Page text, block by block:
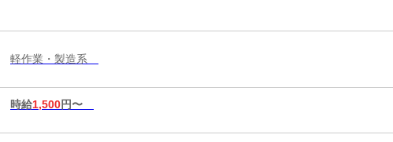
軽作業・製造系
時給1,500円〜